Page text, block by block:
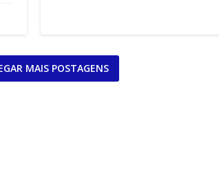
MAIS POSTAGENS